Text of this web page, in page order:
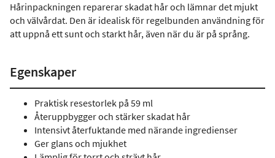
Hårinpackningen reparerar skadat hår och lämnar det mjukt
och välvårdat. Den är idealisk för regelbunden användning för
att uppnå ett sunt och starkt hår, även när du är på språng.
Egenskaper
Praktisk resestorlek på 59 ml
Återuppbygger och stärker skadat hår
Intensivt återfuktande med närande ingredienser
Ger glans och mjukhet